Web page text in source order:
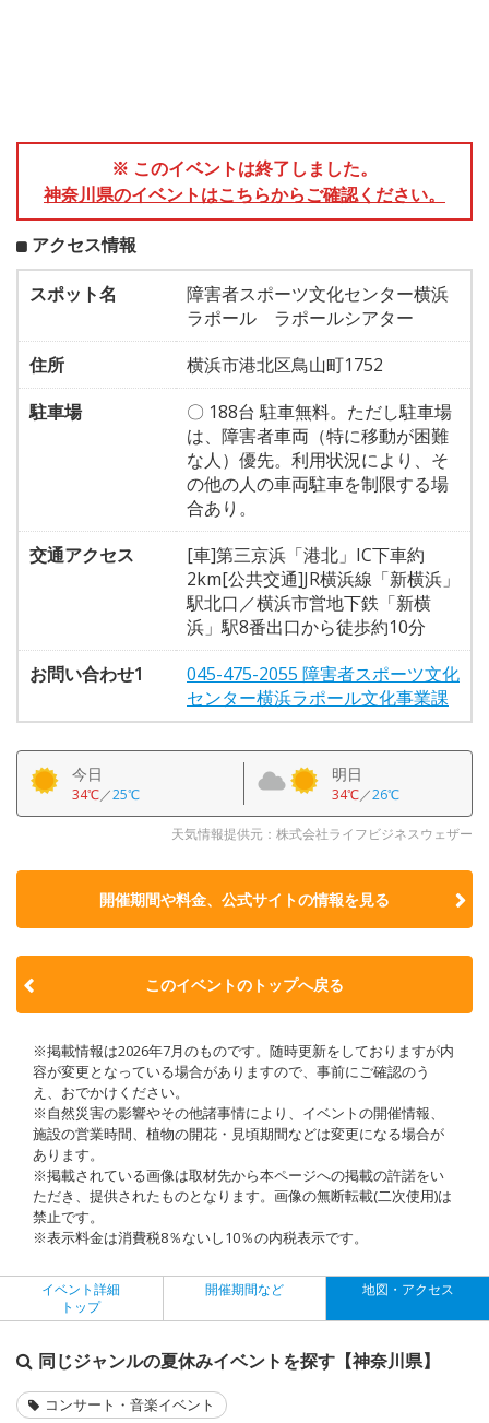
※ このイベントは終了しました。
神奈川県のイベントはこちらからご確認ください。
アクセス情報
スポット名
障害者スポーツ文化センター横浜
ラポール ラポールシアター
住所
横浜市港北区鳥山町1752
駐車場
〇 188台 駐車無料。ただし駐車場
は、障害者車両（特に移動が困難
な人）優先。利用状況により、そ
の他の人の車両駐車を制限する場
合あり。
交通アクセス
[車]第三京浜「港北」IC下車約
2km[公共交通]JR横浜線「新横浜」
駅北口／横浜市営地下鉄「新横
浜」駅8番出口から徒歩約10分
お問い合わせ1
045-475-2055 障害者スポーツ文化
センター横浜ラポール文化事業課
今日
34℃／25℃
明日
34℃／26℃
天気情報提供元：株式会社ライフビジネスウェザー
開催期間や料金、公式サイトの情報を見る
このイベントのトップへ戻る
※掲載情報は2026年7月のものです。随時更新をしておりますが内
容が変更となっている場合がありますので、事前にご確認のう
え、おでかけください。
※自然災害の影響やその他諸事情により、イベントの開催情報、
施設の営業時間、植物の開花・見頃期間などは変更になる場合が
あります。
※掲載されている画像は取材先から本ページへの掲載の許諾をい
ただき、提供されたものとなります。画像の無断転載(二次使用)は
禁止です。
※表示料金は消費税8％ないし10％の内税表示です。
イベント詳細
トップ
開催期間など 地図・アクセス
同じジャンルの夏休みイベントを探す【神奈川県】
コンサート・音楽イベント